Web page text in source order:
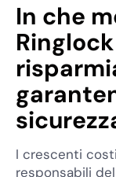
In che
I crescenti
responsabili